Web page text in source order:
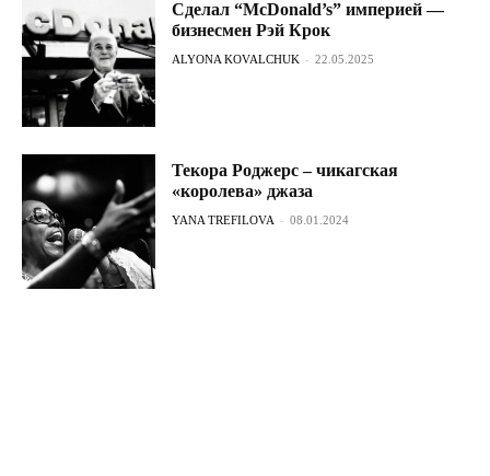
Сделал “McDonald’s” империей —
бизнесмен Рэй Крок
ALYONA KOVALCHUK - 22.05.2025
Текора Роджерс – чикагская
«королева» джаза
YANA TREFILOVA - 08.01.2024